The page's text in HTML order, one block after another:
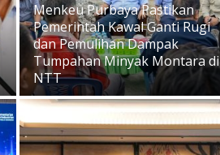
Menkeu Purbaya Pastikan
Pemerintah Kawal Ganti Rugi
dan Pemulihan Dampak
Tumpahan Minyak Montara di
NTT